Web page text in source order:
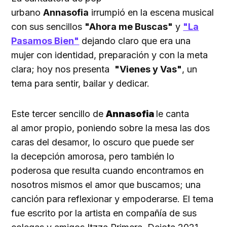
urbanoAnnasofia irrumpió en la escena musical
con sus sencillos "Ahora me Buscas" y "La
Pasamos Bien" dejando claro que era una
mujer con identidad, preparación y con la meta
clara; hoy nos presenta "Vienes y Vas", un
tema para sentir, bailar y dedicar.
Este tercer sencillo deAnnasofia le canta
al amor propio, poniendo sobre la mesa las dos
caras del desamor, lo oscuro que puede ser
la decepción amorosa, pero también lo
poderosa que resulta cuando encontramos en
nosotros mismos el amor que buscamos; una
canción para reflexionar y empoderarse. El tema
fue escrito por la artista en compañía de sus